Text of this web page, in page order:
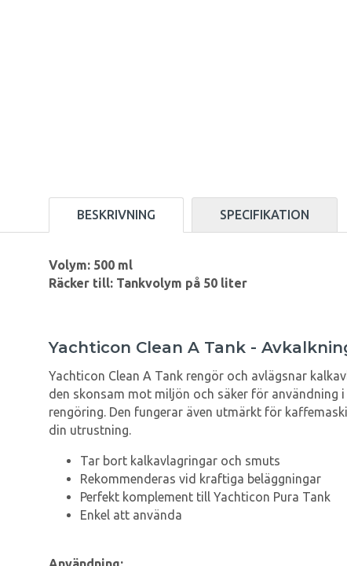
BESKRIVNING SPECIFIKATION
Volym: 500 ml
Räcker till: Tankvolym på 50 liter
Yachticon Clean A Tank -
Yachticon Clean A Tank rengör och avlägsnar
den skonsam mot miljön och säker för
rengöring. Den fungerar även utmärkt för
din utrustning.
Tar bort kalkavlagringar och smuts
Rekommenderas vid kraftiga beläggningar
Perfekt komplement till Yachticon Pura Tank
Enkel att använda